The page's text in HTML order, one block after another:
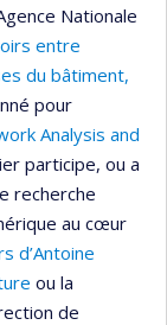
Nationale
entre
du bâtiment,
pour
Analysis and
participe, ou a
recherche
au cœur
d’Antoine
ou la
de